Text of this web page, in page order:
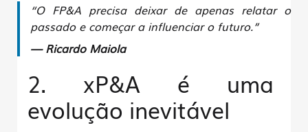
“O FP&A precisa deixar de apenas relatar o
passado e começar a influenciar o futuro.”
— Ricardo Maiola
2. xP&A é uma
evolução inevitável